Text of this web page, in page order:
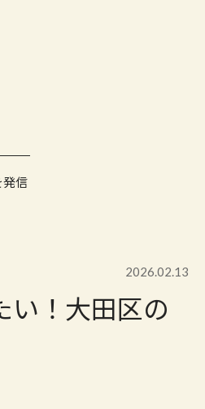
発信
2026.02.13
い！大田区の